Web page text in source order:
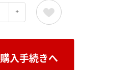
購入手続きへ